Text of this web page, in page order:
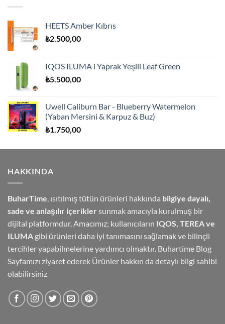
HEETS Amber Kıbrıs
₺2.500,00
IQOS ILUMA i Yaprak Yeşili Leaf Green
₺5.500,00
Uwell Caliburn Bar - Blueberry Watermelon
(Yaban Mersini & Karpuz & Buz)
₺1.750,00
HAKKINDA
BuharTime, ısıtılmış tütün ürünleri hakkında bilgiye dayalı,
sade ve anlaşılır içerikler sunmak amacıyla kurulmuş bir
dijital platformdur. Amacımız; kullanıcıların IQOS, TEREA ve
ILUMA gibi ürünleri daha iyi tanımasını sağlamak ve bilinçli
tercihler yapabilmelerine yardımcı olmaktır. Buhartime Blog
Sayfamızı ziyaret ederek Ürünler hakkın da detaylı bilgi sahibi
olabilirsiniz